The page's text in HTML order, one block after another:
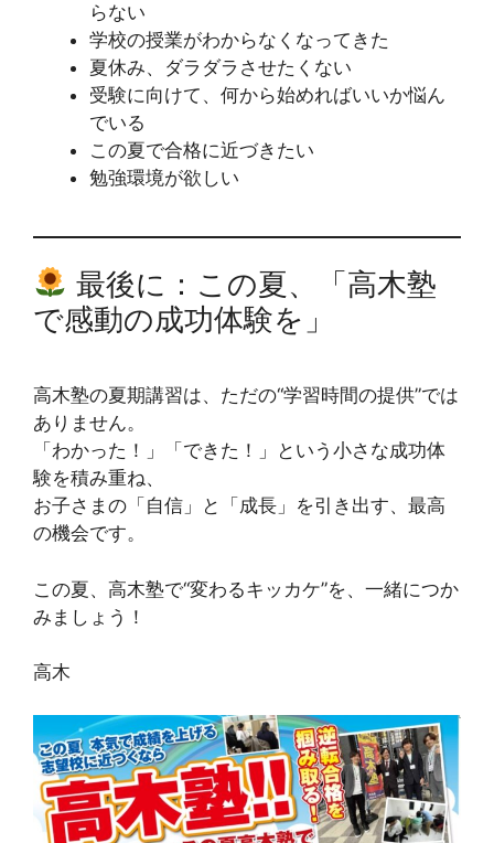
らない
学校の授業がわからなくなってきた
夏休み、ダラダラさせたくない
受験に向けて、何から始めればいいか悩ん
でいる
この夏で合格に近づきたい
勉強環境が欲しい
最後に：この夏、「高木塾
で感動の成功体験を」
高木塾の夏期講習は、ただの“学習時間の提供”では
ありません。
「わかった！」「できた！」という小さな成功体
験を積み重ね、
お子さまの「自信」と「成長」を引き出す、最高
の機会です。
この夏、高木塾で“変わるキッカケ”を、一緒につか
みましょう！
高木